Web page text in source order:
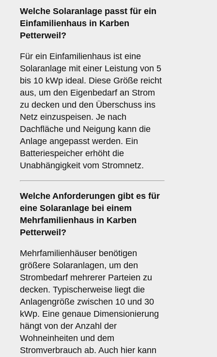
Welche Solaranlage passt für ein
Einfamilienhaus in Karben
Petterweil?
Für ein Einfamilienhaus ist eine
Solaranlage mit einer Leistung von 5
bis 10 kWp ideal. Diese Größe reicht
aus, um den Eigenbedarf an Strom
zu decken und den Überschuss ins
Netz einzuspeisen. Je nach
Dachfläche und Neigung kann die
Anlage angepasst werden. Ein
Batteriespeicher erhöht die
Unabhängigkeit vom Stromnetz.
Welche Anforderungen gibt es für
eine Solaranlage bei einem
Mehrfamilienhaus in Karben
Petterweil?
Mehrfamilienhäuser benötigen
größere Solaranlagen, um den
Strombedarf mehrerer Parteien zu
decken. Typischerweise liegt die
Anlagengröße zwischen 10 und 30
kWp. Eine genaue Dimensionierung
hängt von der Anzahl der
Wohneinheiten und dem
Stromverbrauch ab. Auch hier kann